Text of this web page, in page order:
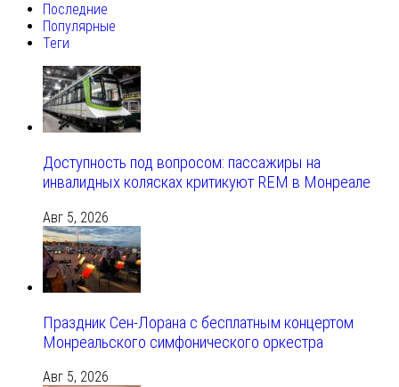
Последние
Популярные
Теги
Доступность под вопросом: пассажиры на
инвалидных колясках критикуют REM в Монреале
Авг 5, 2026
Праздник Сен-Лорана с бесплатным концертом
Монреальского симфонического оркестра
Авг 5, 2026